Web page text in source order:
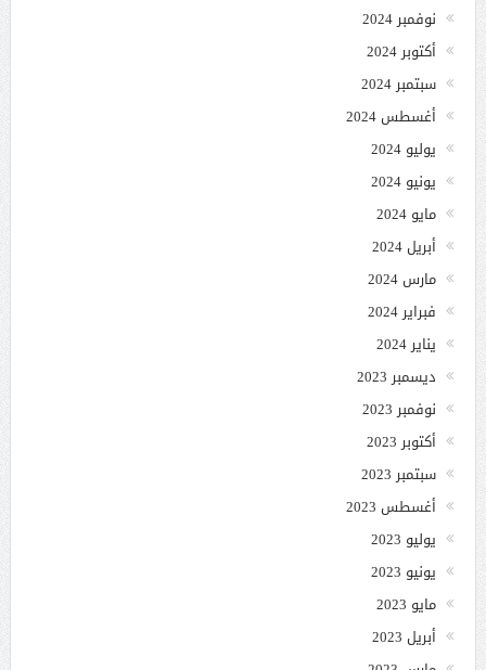
نوفمبر 2024
أكتوبر 2024
سبتمبر 2024
أغسطس 2024
يوليو 2024
يونيو 2024
مايو 2024
أبريل 2024
مارس 2024
فبراير 2024
يناير 2024
ديسمبر 2023
نوفمبر 2023
أكتوبر 2023
سبتمبر 2023
أغسطس 2023
يوليو 2023
يونيو 2023
مايو 2023
أبريل 2023